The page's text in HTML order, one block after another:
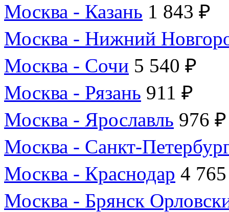
Москва - Казань 1 843 ₽
Москва - Нижний
Москва - Сочи 5 540 ₽
Москва - Рязань 911 ₽
Москва - Ярославль 976 ₽
Москва - Санкт-
Москва - Краснодар 4
Москва - Брянск